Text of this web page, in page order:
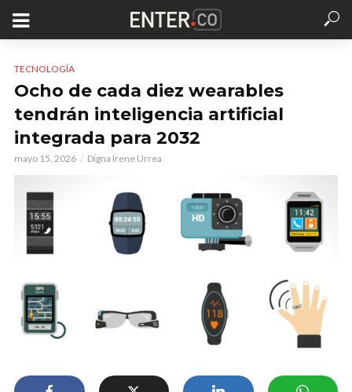
TECNOLOGÍA
Ocho de cada diez wearables
tendrán inteligencia artificial
integrada para 2032
mayo 15, 2026 Digna Irene Urrea